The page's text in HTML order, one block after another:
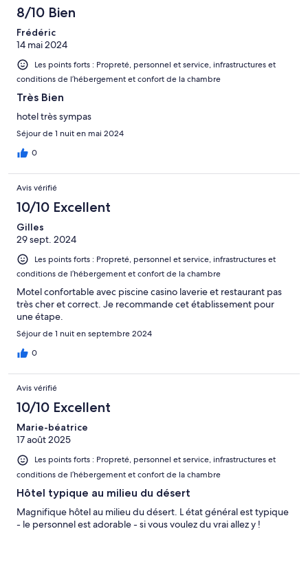
8/10 Bien
Frédéric
14 mai 2024
Les points forts : Propreté, personnel et service, infrastructures et
conditions de l’hébergement et confort de la chambre
Très Bien
hotel très sympas
Séjour de 1 nuit en mai 2024
0
Avis vérifié
10/10 Excellent
Gilles
29 sept. 2024
Les points forts : Propreté, personnel et service, infrastructures et
conditions de l’hébergement et confort de la chambre
Motel confortable avec piscine casino laverie et restaurant pas
très cher et correct. Je recommande cet établissement pour
une étape.
Séjour de 1 nuit en septembre 2024
0
Avis vérifié
10/10 Excellent
Marie-béatrice
17 août 2025
Les points forts : Propreté, personnel et service, infrastructures et
conditions de l’hébergement et confort de la chambre
Hôtel typique au milieu du désert
Magnifique hôtel au milieu du désert. L état général est typique
- le personnel est adorable - si vous voulez du vrai allez y !